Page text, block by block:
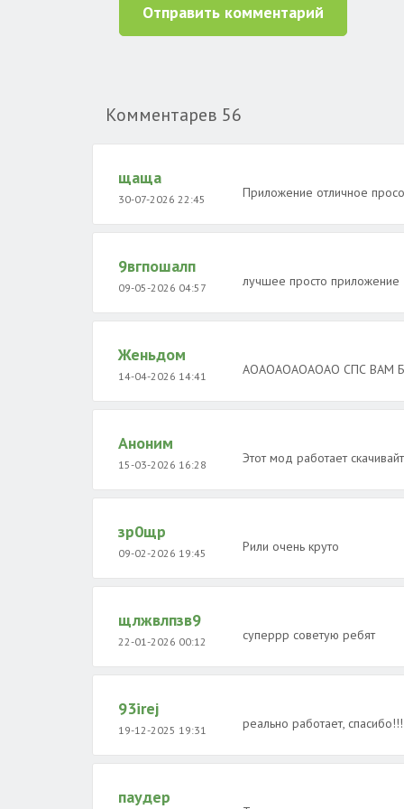
Отправить комментарий
Комментарев 56
щаща
30-07-2026 22:45 Приложение отличное просо
9вгпошалп
09-05-2026 04:57 лучшее просто приложение
Женьдом
14-04-2026 14:41 АОАОАОАОАОАО СПС ВАМ
Аноним
15-03-2026 16:28 Этот мод работает
зр0щр
09-02-2026 19:45 Рили очень круто
щлжвлпзв9
22-01-2026 00:12 суперрр советую ребят
93irej
19-12-2025 19:31 реально работает,
паудер